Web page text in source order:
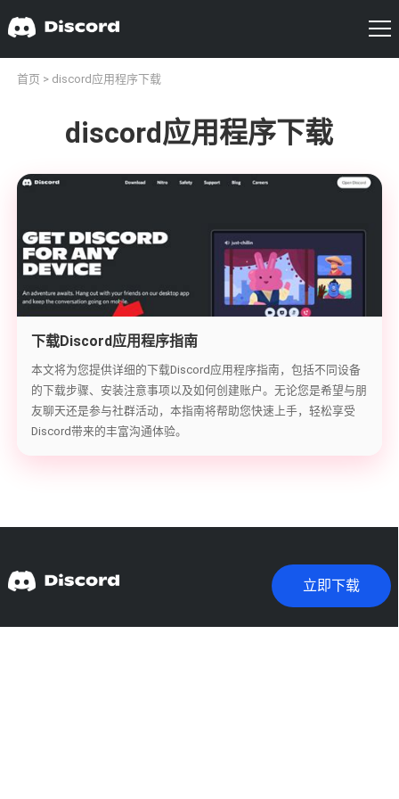
首页 > discord应用程序下载
discord应用程序下载
下载Discord应用程序指南
本文将为您提供详细的下载Discord应用程序指南，包括不同设备
的下载步骤、安装注意事项以及如何创建账户。无论您是希望与朋
友聊天还是参与社群活动，本指南将帮助您快速上手，轻松享受
Discord带来的丰富沟通体验。
立即下载